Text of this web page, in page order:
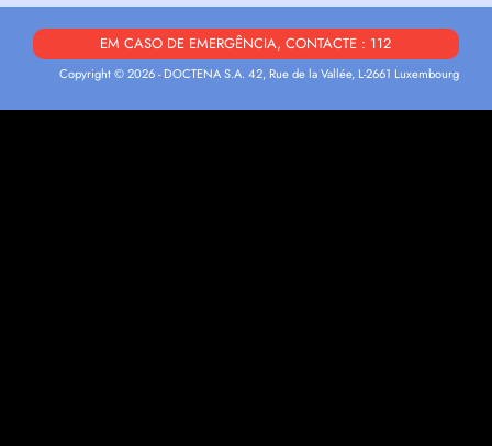
EM CASO DE EMERGÊNCIA, CONTACTE : 112
Copyright © 2026 - DOCTENA S.A. 42, Rue de la Vallée, L-2661 Luxembourg